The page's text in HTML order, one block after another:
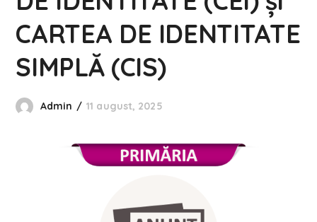
CARTEA DE IDENTITATE
SIMPLĂ (CIS)
Admin 11 august, 2025